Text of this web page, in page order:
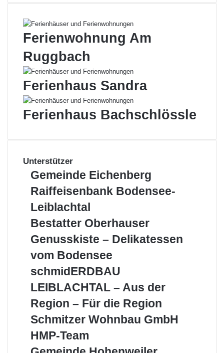
Ferienwohnung Am
Ruggbach
Ferienhaus Sandra
Ferienhaus Bachschlössle
Unterstützer
Gemeinde
Gemeinde Eichenberg
Raiffeisenbank
Leiblachtal
Raiffeisenbank Bodensee-
Leiblachtal
Bestatter
Bestatter Oberhauser
Genusskiste
Delikatessen
vom
Genusskiste – Delikatessen
vom Bodensee
schmidERDBAU
–
Aus
Region
–
schmidERDBAU
LEIBLACHTAL – Aus der
Region – Für die Region
Schmitzer
GmbH
Schmitzer Wohnbau GmbH
HMP-
HMP-Team
Gemeinde